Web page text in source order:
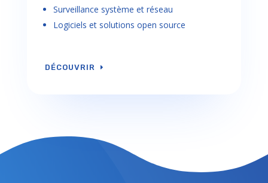
Surveillance système et réseau
Logiciels et solutions open source
DÉCOUVRIR